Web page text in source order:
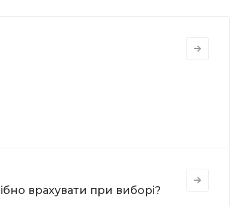
врахувати при виборі?